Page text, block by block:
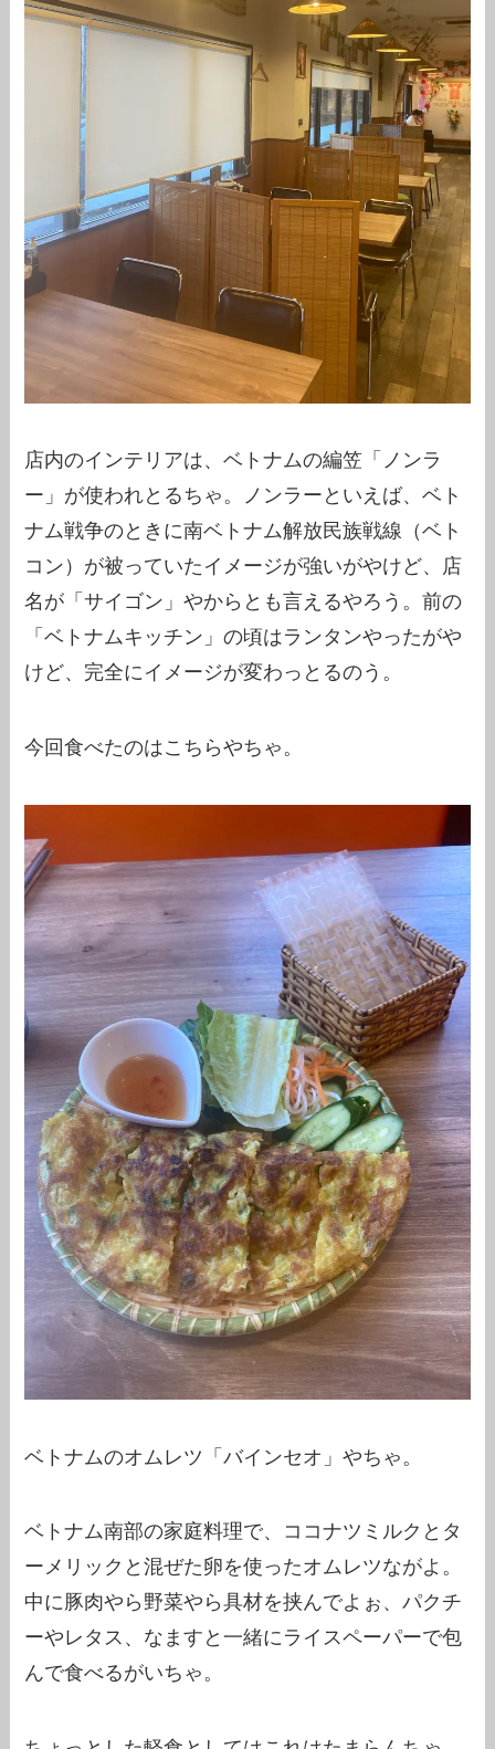
店内のインテリアは、ベトナムの編笠「ノンラ
ー」が使われとるちゃ。ノンラーといえば、ベト
ナム戦争のときに南ベトナム解放民族戦線（ベト
コン）が被っていたイメージが強いがやけど、店
名が「サイゴン」やからとも言えるやろう。前の
「ベトナムキッチン」の頃はランタンやったがや
けど、完全にイメージが変わっとるのう。
今回食べたのはこちらやちゃ。
ベトナムのオムレツ「バインセオ」やちゃ。
ベトナム南部の家庭料理で、ココナツミルクとタ
ーメリックと混ぜた卵を使ったオムレツながよ。
中に豚肉やら野菜やら具材を挟んでよぉ、パクチ
ーやレタス、なますと一緒にライスペーパーで包
んで食べるがいちゃ。